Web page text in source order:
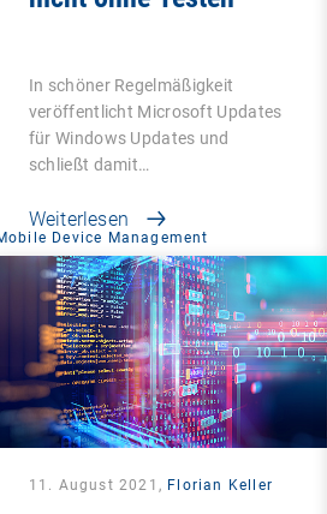
In schöner Regelmäßigkeit
veröffentlicht Microsoft Updates
für Windows Updates und
schließt damit…
Weiterlesen
Device Management
11. August 2021, Florian Keller